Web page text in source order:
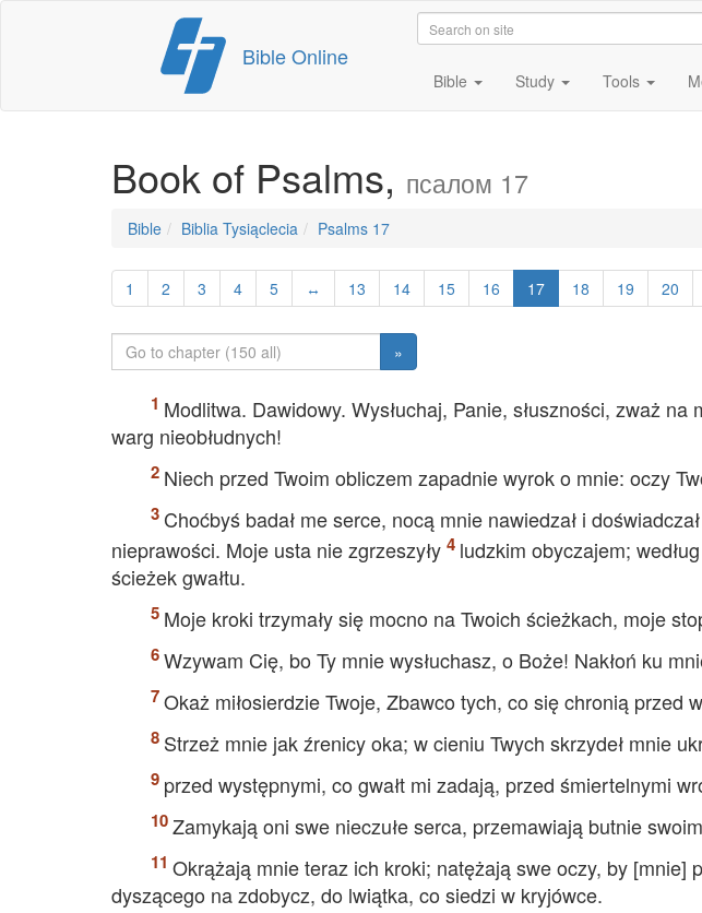
content
Bible Online
Bible Study Tools
Book of Psalms, псалом 17
Bible Biblia Tysiąclecia Psalms 17
1 2 3 4 5 ↔ 13 14 15 16 17 18 19 20
»
Modlitwa. Dawidowy. Wysłuchaj, Panie, słuszności, zważ na
warg nieobłudnych!
Niech przed Twoim obliczem zapadnie wyrok o mnie: oczy
Choćbyś badał me serce, nocą mnie nawiedzał i
nieprawości. Moje usta nie zgrzeszyły
ludzkim obyczajem;
ścieżek gwałtu.
Moje kroki trzymały się mocno na Twoich ścieżkach, moje
Wzywam Cię, bo Ty mnie wysłuchasz, o Boże! Nakłoń ku
Okaż miłosierdzie Twoje, Zbawco tych, co się chronią przed
Strzeż mnie jak źrenicy oka; w cieniu Twych skrzydeł mnie
przed występnymi, co gwałt mi zadają, przed śmiertelnymi
Zamykają oni swe nieczułe serca, przemawiają butnie
Okrążają mnie teraz ich kroki; natężają swe oczy, by [mnie]
dyszącego na zdobycz, do lwiątka, co siedzi w kryjówce.